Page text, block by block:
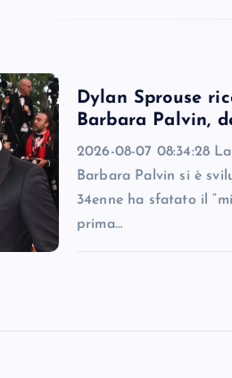
Dylan Sprouse
Barbara Palvin,
2026-08-07 08:34:28
Barbara Palvin si è
34enne ha sfatato il
prima…